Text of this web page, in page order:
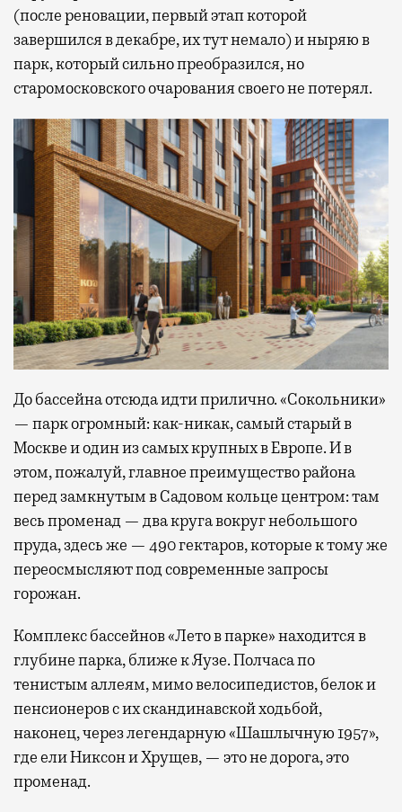
(после реновации, первый этап которой
завершился в декабре, их тут немало) и ныряю в
парк, который сильно преобразился, но
старомосковского очарования своего не потерял.
До бассейна отсюда идти прилично. «Сокольники»
— парк огромный: как-никак, самый старый в
Москве и один из самых крупных в Европе. И в
этом, пожалуй, главное преимущество района
перед замкнутым в Садовом кольце центром: там
весь променад — два круга вокруг небольшого
пруда, здесь же — 490 гектаров, которые к тому же
переосмысляют под современные запросы
горожан.
Комплекс бассейнов «Лето в парке» находится в
глубине парка, ближе к Яузе. Полчаса по
тенистым аллеям, мимо велосипедистов, белок и
пенсионеров с их скандинавской ходьбой,
наконец, через легендарную «Шашлычную 1957»,
где ели Никсон и Хрущев, — это не дорога, это
променад.